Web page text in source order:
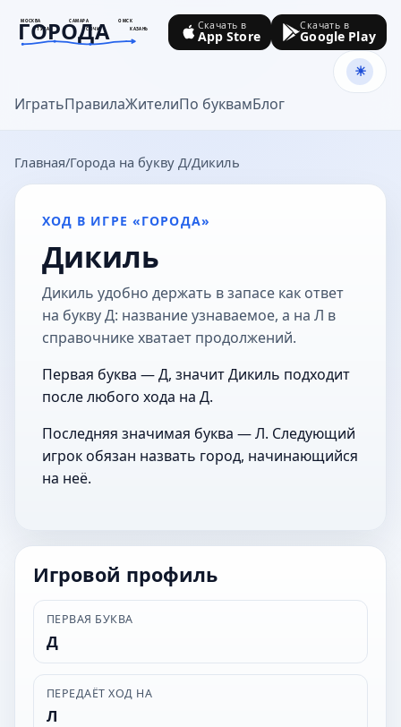
МОСКВА САМАРА
ОМСК
ТУЛА
СОЧИ КАЗАНЬ
ГОРОДА
goroda-na.ru
ИгратьПравилаЖителиПо буквамБлог
Скачать в
App Store
Скачать в
Google Play
Главная Города на букву Д Дикиль
ХОД В ИГРЕ «ГОРОДА»
Дикиль
Дикиль удобно держать в запасе как ответ
на букву Д: название узнаваемое, а на Л в
справочнике хватает продолжений.
Первая буква — Д, значит Дикиль подходит
после любого хода на Д.
Последняя значимая буква — Л. Следующий
игрок обязан назвать город, начинающийся
на неё.
Игровой профиль
ПЕРВАЯ БУКВА
Д
ПЕРЕДАЁТ ХОД НА
Л